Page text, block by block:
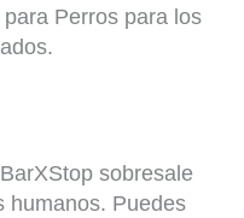
Perros para los
sobresale
humanos. Puedes